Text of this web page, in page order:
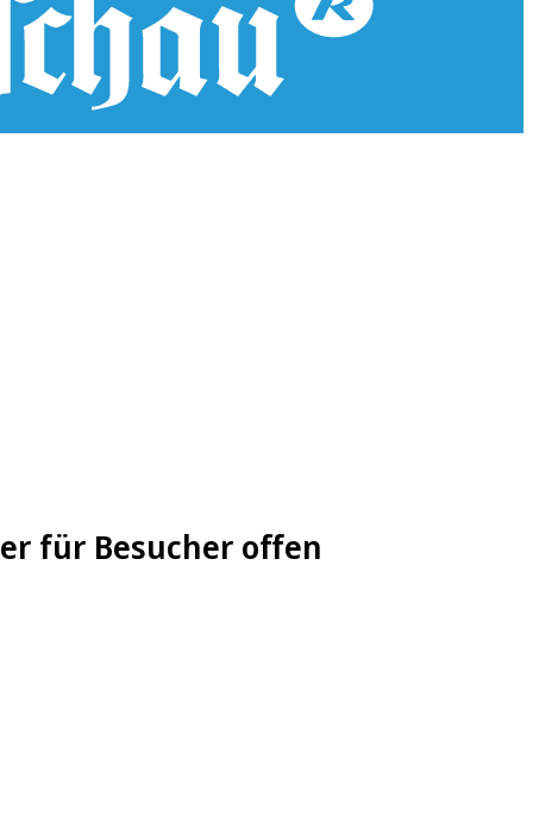
für Besucher offen